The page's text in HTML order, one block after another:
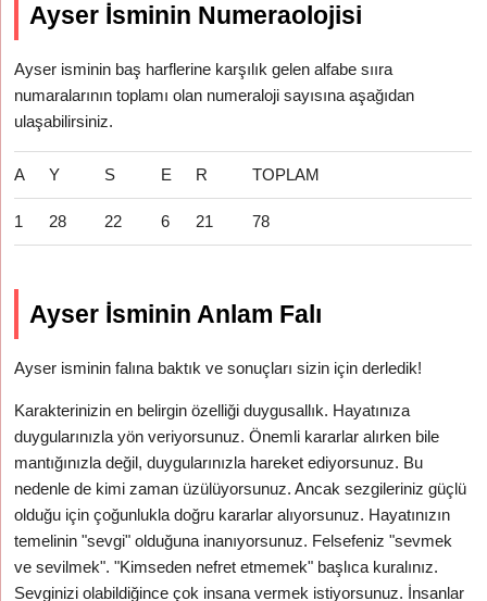
Ayser İsminin Numeraolojisi
Ayser isminin baş harflerine karşılık gelen alfabe sııra
numaralarının toplamı olan numeraloji sayısına aşağıdan
ulaşabilirsiniz.
A Y S E R TOPLAM
1 28 22 6 21 78
Ayser İsminin Anlam Falı
Ayser isminin falına baktık ve sonuçları sizin için derledik!
Karakterinizin en belirgin özelliği duygusallık. Hayatınıza
duygularınızla yön veriyorsunuz. Önemli kararlar alırken bile
mantığınızla değil, duygularınızla hareket ediyorsunuz. Bu
nedenle de kimi zaman üzülüyorsunuz. Ancak sezgileriniz güçlü
olduğu için çoğunlukla doğru kararlar alıyorsunuz. Hayatınızın
temelinin "sevgi" olduğuna inanıyorsunuz. Felsefeniz "sevmek
ve sevilmek". "Kimseden nefret etmemek" başlıca kuralınız.
Sevginizi olabildiğince çok insana vermek istiyorsunuz. İnsanlar